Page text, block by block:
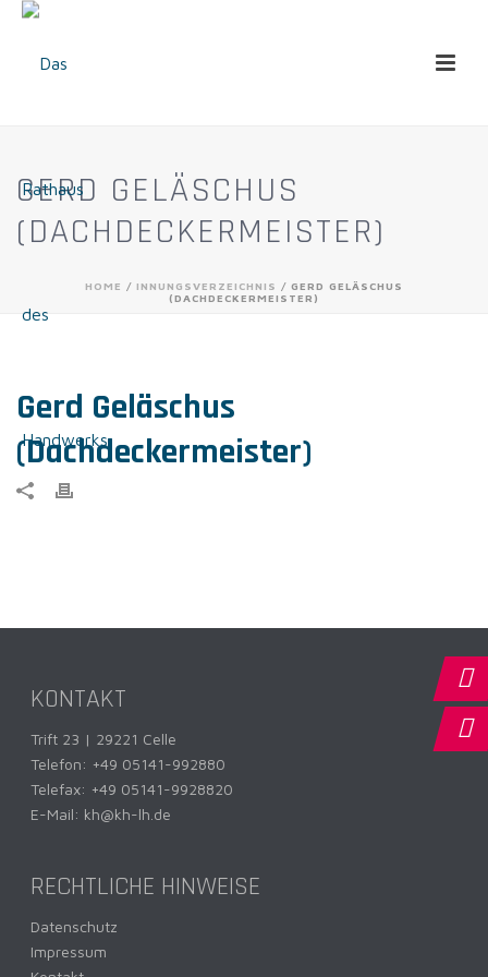
GERD GELÄSCHUS
(DACHDECKERMEISTER)
HOME / INNUNGSVERZEICHNIS / GERD GELÄSCHUS
(DACHDECKERMEISTER)
Gerd Geläschus
(Dachdeckermeister)
KONTAKT
Trift 23 | 29221 Celle
Telefon: +49 05141-992880
Telefax: +49 05141-9928820
E-Mail: kh@kh-lh.de
RECHTLICHE HINWEISE
Datenschutz
Impressum